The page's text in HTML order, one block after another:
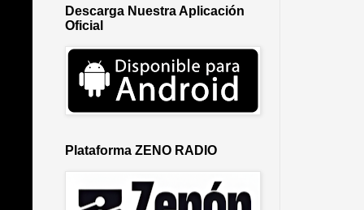
Descarga Nuestra Aplicación
Oficial
Plataforma ZENO RADIO